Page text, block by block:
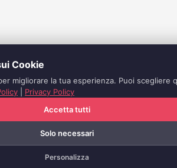
Cookie
migliorare la tua esperienza. Puoi scegliere
Privacy Policy
Accetta tutti
Solo necessari
Personalizza